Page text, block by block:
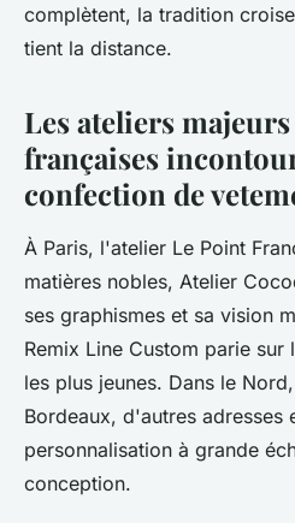
complètent, la tradition
tient la distance.
Les ateliers majeurs
françaises
confection de
À Paris, l'atelier Le Point
matières nobles, Atelier
ses graphismes et sa vision
Remix Line Custom parie
les plus jeunes. Dans le
Bordeaux, d'autres adresses
personnalisation à grande
conception.